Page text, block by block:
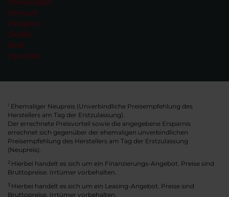
Renault
Peugeot
Skoda
Seat
Hyundai
1 Ehemaliger Neupreis (Unverbindliche Preisempfehlung des
Herstellers am Tag der Erstzulassung).
Der errechnete Preisvorteil sowie die angegebene Ersparnis
errechnet sich gegenüber der ehemaligen unverbindlichen
Preisempfehlung des Herstellers am Tag der Erstzulassung
(Neupreis).
2 Hierbei handelt es sich um ein Finanzierungs-Angebot. Preise sind
Bruttopreise. Irrtümer vorbehalten.
3 Hierbei handelt es sich um ein Leasing-Angebot. Preise sind
Bruttopreise. Irrtümer vorbehalten.